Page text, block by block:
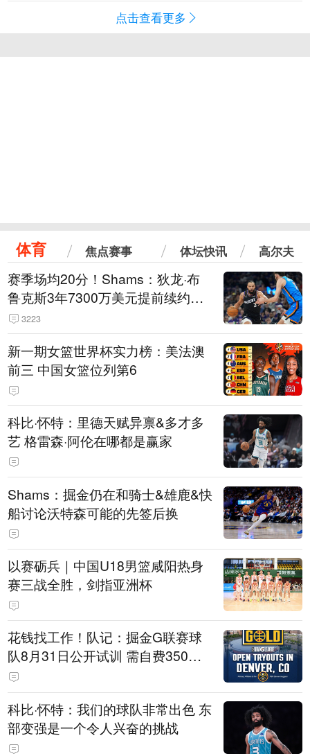
点击查看更多
体育 焦点赛事 体坛快讯 高尔夫
赛季场均20分！Shams：狄龙·布
鲁克斯3年7300万美元提前续约太
阳 3223
新一期女篮世界杯实力榜：美法澳
前三 中国女篮位列第6
科比·怀特：里德天赋异禀&多才多
艺 格雷森·阿伦在哪都是赢家
Shams：掘金仍在和骑士&雄鹿&快
船讨论沃特森可能的先签后换
以赛砺兵｜中国U18男篮咸阳热身
赛三战全胜，剑指亚洲杯
花钱找工作！队记：掘金G联赛球
队8月31日公开试训 需自费350美
元
科比·怀特：我们的球队非常出色 东
部变强是一个令人兴奋的挑战